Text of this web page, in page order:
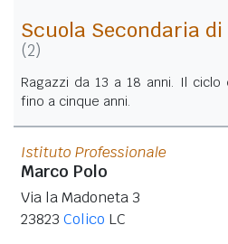
Scuola Secondaria
(2)
Ragazzi da 13 a 18 anni. Il
fino a cinque anni.
Istituto Professionale
Marco Polo
Via la Madoneta 3
23823 Colico LC